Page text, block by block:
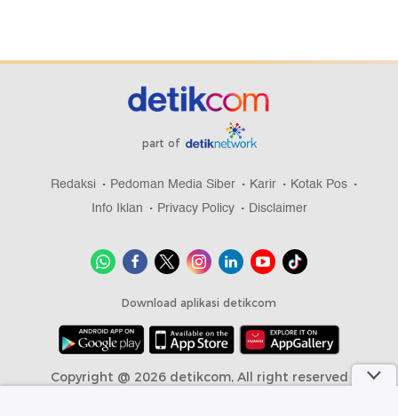
part of
Redaksi Pedoman Media Siber Karir
Kotak Pos
Info Iklan
Privacy Policy Disclaimer
Download aplikasi detikcom
Copyright @ 2026 detikcom, All right reserved